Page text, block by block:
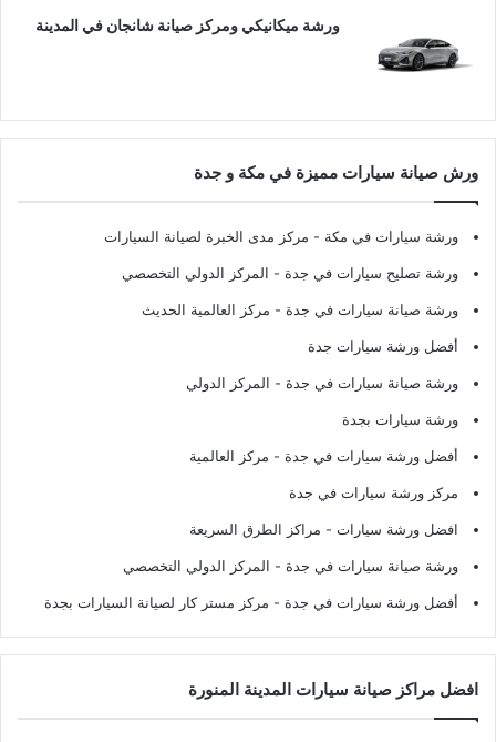
ورشة ميكانيكي ومركز صيانة شانجان في المدينة
ورش صيانة سيارات مميزة في مكة و جدة
ورشة سيارات في مكة - مركز مدى الخبرة لصيانة السيارات
ورشة تصليح سيارات في جدة - المركز الدولي التخصصي
ورشة صيانة سيارات في جدة - مركز العالمية الحديث
أفضل ورشة سيارات جدة
ورشة صيانة سيارات في جدة - المركز الدولي
ورشة سيارات بجدة
أفضل ورشة سيارات في جدة - مركز العالمية
مركز ورشة سيارات في جدة
افضل ورشة سيارات - مراكز الطرق السريعة
ورشة صيانة سيارات في جدة - المركز الدولي التخصصي
أفضل ورشة سيارات في جدة - مركز مستر كار لصيانة السيارات بجدة
افضل مراكز صيانة سيارات المدينة المنورة